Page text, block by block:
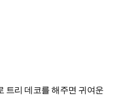
트리 데코를 해주면 귀여운